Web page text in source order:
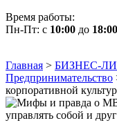
Время работы:
Пн-Пт: с 10:00 до 18:00
Главная > БИЗНЕС-
Предпринимательство
корпоративной